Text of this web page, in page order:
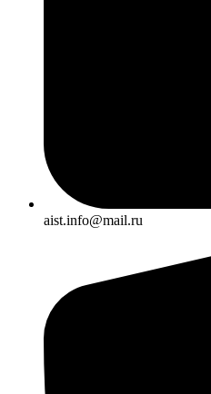
aist.info@mail.ru